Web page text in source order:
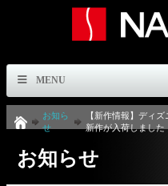
MENU
お知ら
せ
【新作情報】ディ
新作が入荷しました
お知らせ